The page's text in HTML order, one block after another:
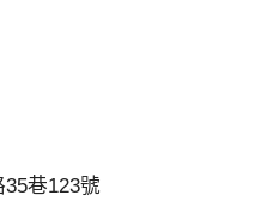
巷123號